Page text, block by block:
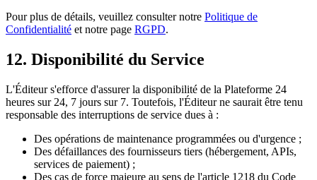
Pour plus de détails, veuillez consulter notre Politique de
Confidentialité et notre page RGPD.
12. Disponibilité du Service
L'Éditeur s'efforce d'assurer la disponibilité de la Plateforme 24
heures sur 24, 7 jours sur 7. Toutefois, l'Éditeur ne saurait être tenu
responsable des interruptions de service dues à :
Des opérations de maintenance programmées ou d'urgence ;
Des défaillances des fournisseurs tiers (hébergement, APIs,
services de paiement) ;
Des cas de force majeure au sens de l'article 1218 du Code